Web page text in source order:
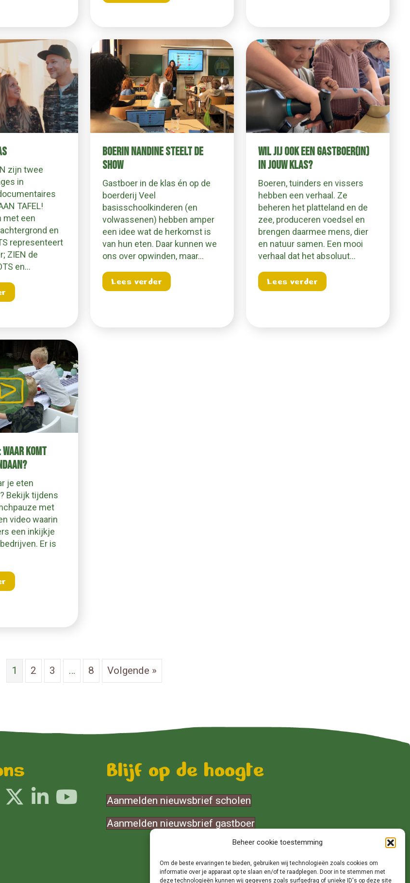
Beheer cookie toestemming
Om de beste ervaringen te bieden, gebruiken wij technologieën zoals cookies om
informatie over je apparaat op te slaan en/of te raadplegen. Door in te stemmen met
deze technologieën kunnen wij gegevens zoals surfgedrag of unieke ID's op deze site
boerderij
zijn twee
in
TAFEL!
met een
en
representeert
ZIEN de
en…
about Boer in de Klas
BOERIN NANDINE STEELT DE
SHOW
Gastboer in de klas én op de
boerderij Veel
basisschoolkinderen (en
volwassenen) hebben amper
een idee wat de herkomst is
van hun eten. Daar kunnen we
ons over opwinden, maar…
Lees verderabout Boerin Nandine steelt de show
WIL JIJ OOK EEN GASTBOER(IN)
IN JOUW KLAS?
Boeren, tuinders en vissers
hebben een verhaal. Ze
beheren het platteland en de
zee, produceren voedsel en
brengen daarmee mens, dier
en natuur samen. Een mooi
verhaal dat het absoluut…
Lees verderabout Wil jij ook een
krijgt een dikke tien!
KOMT
je eten
Bekijk tijdens
met
video waarin
een inkijkje
Er is
about Pauze kijktip: Waar komt jouw eten vandaan?
1 2 3 … 8 Volgende »
Blijf op de hoogte
Aanmelden nieuwsbrief scholen
Aanmelden nieuwsbrief gastboer